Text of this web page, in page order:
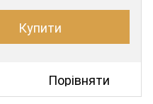
Купити
Порівняти